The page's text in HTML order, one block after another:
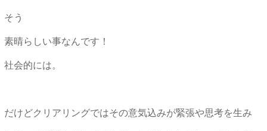
そう
素晴らしい事なんです！
社会的には。
だけどクリアリングではその意気込みが緊張や思考を生み